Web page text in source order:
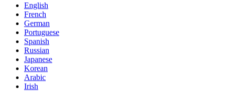
English
French
German
Portuguese
Spanish
Russian
Japanese
Korean
Arabic
Irish